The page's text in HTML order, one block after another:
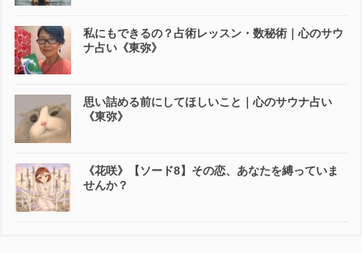
私にもできるの？占術レッスン・数秘術｜心のサウ
ナ占い《東弥》
思い詰める前にしてほしいこと｜心のサウナ占い
《東弥》
《花咲》【ソード8】その恋、あなたを縛っていま
せんか？